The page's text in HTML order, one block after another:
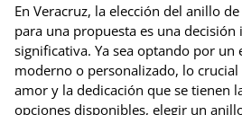
En Veracruz, la elección del anillo
para una propuesta es una
significativa. Ya sea optando por un
moderno o personalizado, lo
amor y la dedicación que se tienen
opciones disponibles, elegir un